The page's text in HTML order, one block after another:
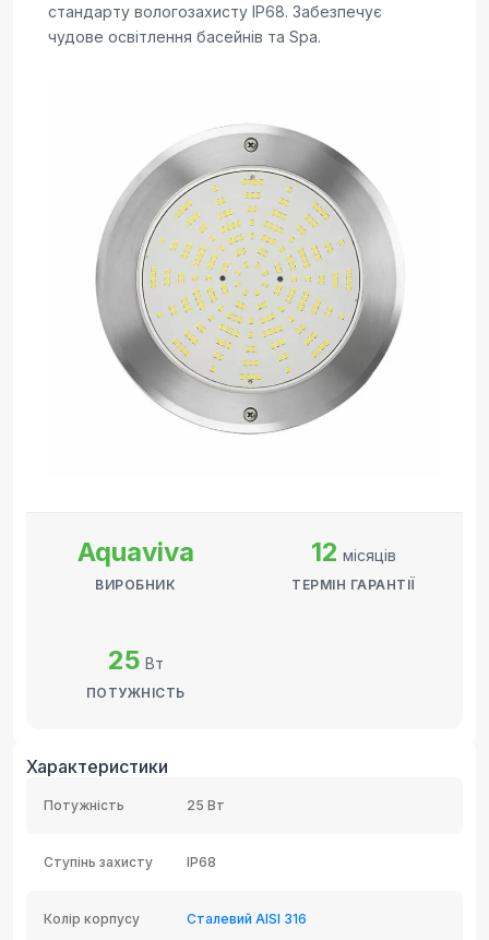
стандарту вологозахисту IP68. Забезпечує
чудове освітлення басейнів та Spa.
Aquaviva
ВИРОБНИК
12 місяців
ТЕРМІН ГАРАНТІЇ
25 Вт
ПОТУЖНІСТЬ
Характеристики
Потужність 25 Вт
Ступінь захисту IP68
Колір корпусу Сталевий AISI 316